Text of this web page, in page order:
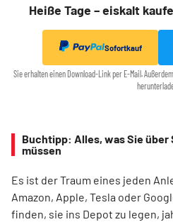
Heiße Tage – eiskalt
Sofortkauf
Sie erhalten einen Download-Link per E-Mail.
Buchtipp: Alles, was Sie
müssen
Es ist der Traum eines jeden
Amazon, Apple, Tesla oder
finden, sie ins Depot zu legen,